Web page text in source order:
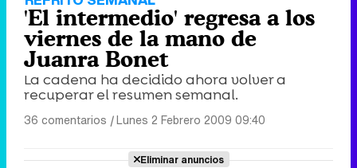
'El intermedio' regresa a los
viernes de la mano de
Juanra Bonet
La cadena ha decidido ahora volver a
recuperar el resumen semanal.
36 comentarios |Lunes 2 Febrero 2009 09:40
Eliminar anuncios